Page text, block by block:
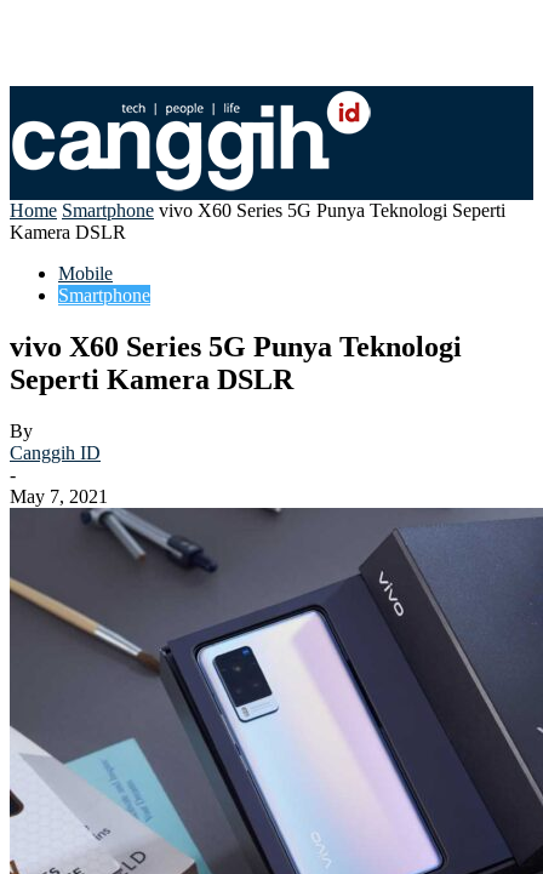
Home Smartphone vivo X60 Series 5G Punya Teknologi Seperti
Kamera DSLR
Mobile
Smartphone
vivo X60 Series 5G Punya Teknologi
Seperti Kamera DSLR
By
Canggih ID
-
May 7, 2021